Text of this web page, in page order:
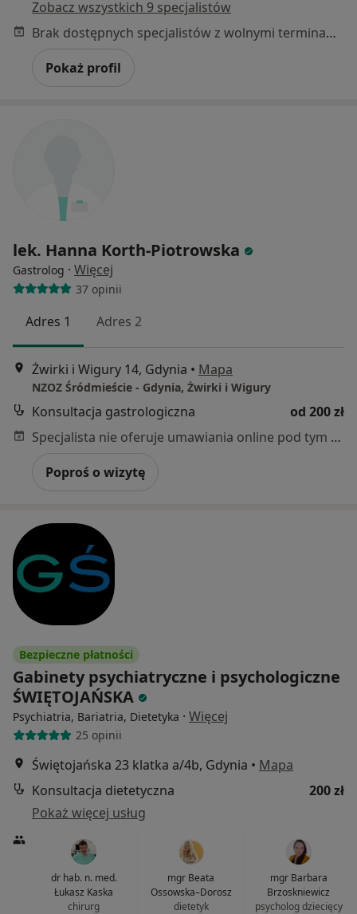
Zobacz wszystkich 9 specjalistów
Brak dostępnych specjalistów z wolnymi terminami w tym centrum medycznym.
Pokaż profil
lek. Hanna Korth-Piotrowska
Gastrolog · Więcej
37 opinii
Adres 1 Adres 2
Żwirki i Wigury 14, Gdynia • Mapa
NZOZ Śródmieście - Gdynia, Żwirki i Wigury
Konsultacja gastrologiczna
od 200 zł
Specjalista nie oferuje umawiania online pod tym adresem.
Poproś o wizytę
Bezpieczne płatności
Gabinety psychiatryczne i psychologiczne
ŚWIĘTOJAŃSKA
Psychiatria, Bariatria, Dietetyka · Więcej
25 opinii
Świętojańska 23 klatka a/4b, Gdynia • Mapa
Konsultacja dietetyczna
200 zł
Pokaż więcej usług
dr hab. n. med.
Łukasz Kaska
chirurg
mgr Beata
Ossowska–Dorosz
dietetyk
mgr Barbara
Brzoskniewicz
psycholog dziecięcy